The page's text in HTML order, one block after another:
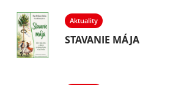
Aktuality
STAVANIE MÁJA